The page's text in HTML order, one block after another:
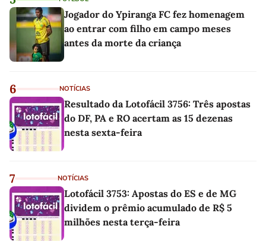
Jogador do Ypiranga FC fez homenagem
ao entrar com filho em campo meses
antes da morte da criança
6 NOTÍCIAS
Resultado da Lotofácil 3756: Três apostas
do DF, PA e RO acertam as 15 dezenas
nesta sexta-feira
7 NOTÍCIAS
Lotofácil 3753: Apostas do ES e de MG
dividem o prêmio acumulado de R$ 5
milhões nesta terça-feira